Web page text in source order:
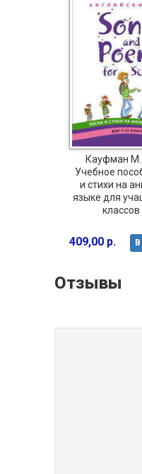
Кауфман М.
Учебное
и стихи на
языке для
классов
409,00 р.
Отзывы